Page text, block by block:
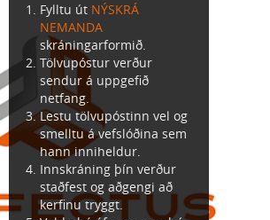
Fylltu út NÝSKRÁ
NEMANDA
skráningarformið.
Tölvupóstur verður
sendur á uppgefið
netfang.
Lestu tölvupóstinn vel og
smelltu á vefslóðina sem
hann inniheldur.
Innskráning þín verður
staðfest og aðgengi að
kerfinu tryggt.